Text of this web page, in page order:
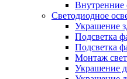
Внутренние
Светодиодное
Украшение
Подсветка
Подсветка
Монтаж
Украшение